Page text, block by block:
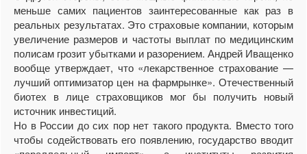
меньше самих пациентов заинтересованные как раз в
реальных результатах. Это страховые компании, которым
увеличение размеров и частоты выплат по медицинским
полисам грозит убытками и разорением. Андрей Иващенко
вообще утверждает, что «лекарственное страхование —
лучший оптимизатор цен на фармрынке». Отечественный
биотех в лице страховщиков мог бы получить новый
источник инвестиций.
Но в России до сих пор нет такого продукта. Вместо того
чтобы содействовать его появлению, государство вводит